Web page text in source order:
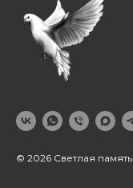
© 2026 Светлая память